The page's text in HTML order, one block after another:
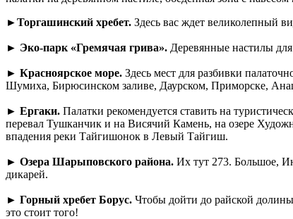
►Торгашинский хребет. Здесь вас ждет великолепный
► Эко-парк «Гремячая грива». Деревянные настилы
► Красноярское море. Здесь мест для разбивки
Шумиха, Бирюсинском заливе, Даурском, Приморске,
► Ергаки. Палатки рекомендуется ставить на
перевал Тушканчик и на Висячий Камень, на озере
впадения реки Тайгишонок в Левый Тайгиш.
► Озера Шарыповского района. Их тут 273. Большое,
дикарей.
► Горный хребет Борус. Чтобы дойти до райской
это стоит того!